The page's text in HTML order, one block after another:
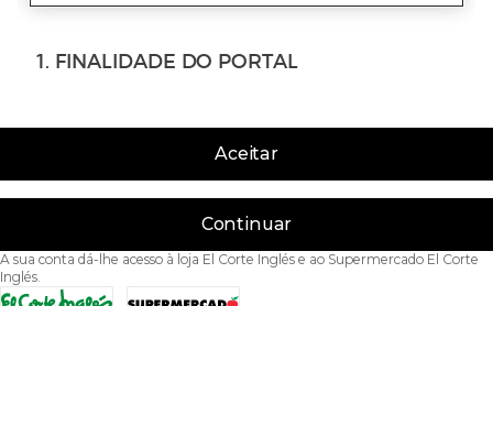
Aceitar
Continuar
A sua conta dá-lhe acesso à loja El Corte Inglés e ao Supermercado El Corte
Inglés.